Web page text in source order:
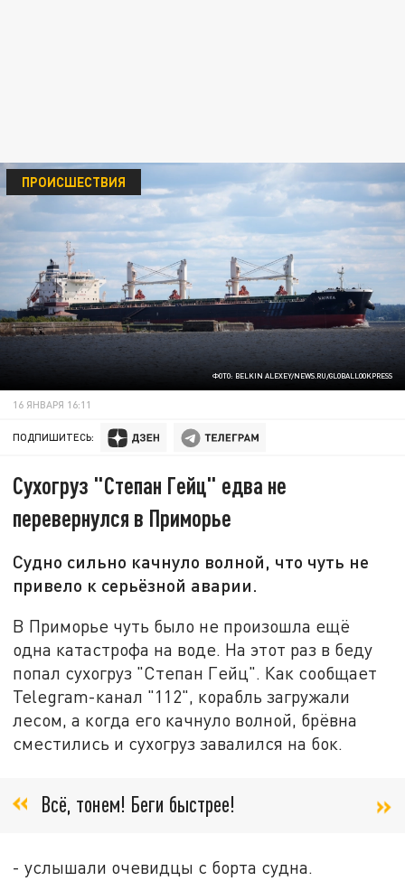
ФОТО: BELKIN ALEXEY/NEWS.RU/GLOBALLOOKPRESS
ПРОИСШЕСТВИЯ
16 ЯНВАРЯ 16:11
ПОДПИШИТЕСЬ:
Сухогруз "Степан Гейц" едва не
перевернулся в Приморье
Судно сильно качнуло волной, что чуть не
привело к серьёзной аварии.
В Приморье чуть было не произошла ещё
одна катастрофа на воде. На этот раз в беду
попал сухогруз "Степан Гейц". Как сообщает
Telegram-канал "112", корабль загружали
лесом, а когда его качнуло волной, брёвна
сместились и сухогруз завалился на бок.
Всё, тонем! Беги быстрее!
- услышали очевидцы с борта судна.